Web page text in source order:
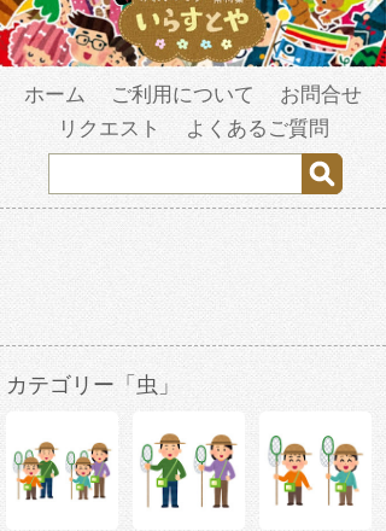
ホーム ご利用について
お問合せ
リクエスト
よくあるご質問
カテゴリー「虫」